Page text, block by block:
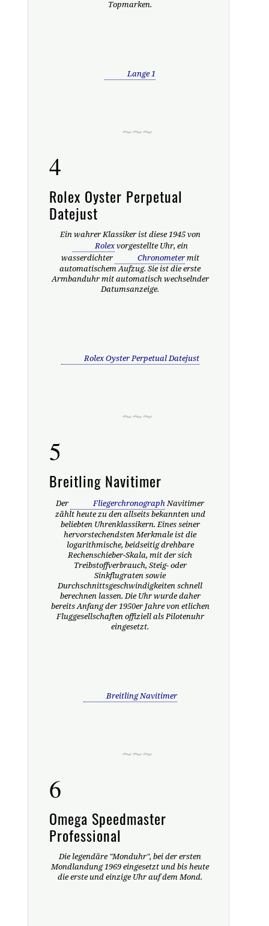
Topmarken.
Lange 1
4
Rolex Oyster Perpetual
Datejust
Ein wahrer Klassiker ist diese 1945 von
Rolexvorgestellte Uhr, ein
wasserdichter
Chronometermit
automatischem Aufzug. Sie ist die erste
Armbanduhr mit automatisch wechselnder
Datumsanzeige.
Rolex Oyster Perpetual Datejust
5
Breitling Navitimer
Der FliegerchronographNavitimer
zählt heute zu den allseits bekannten und
beliebten Uhrenklassikern. Eines seiner
hervorstechendsten Merkmale ist die
logarithmische, beidseitig drehbare
Rechenschieber-Skala, mit der sich
Treibstoffverbrauch, Steig- oder
Sinkflugraten sowie
Durchschnittsgeschwindigkeiten schnell
berechnen lassen. Die Uhr wurde daher
bereits Anfang der 1950er Jahre von etlichen
Fluggesellschaften offiziell als Pilotenuhr
eingesetzt.
Breitling Navitimer
6
Omega Speedmaster
Professional
Die legendäre "Monduhr", bei der ersten
Mondlandung 1969 eingesetzt und bis heute
die erste und einzige Uhr auf dem Mond.